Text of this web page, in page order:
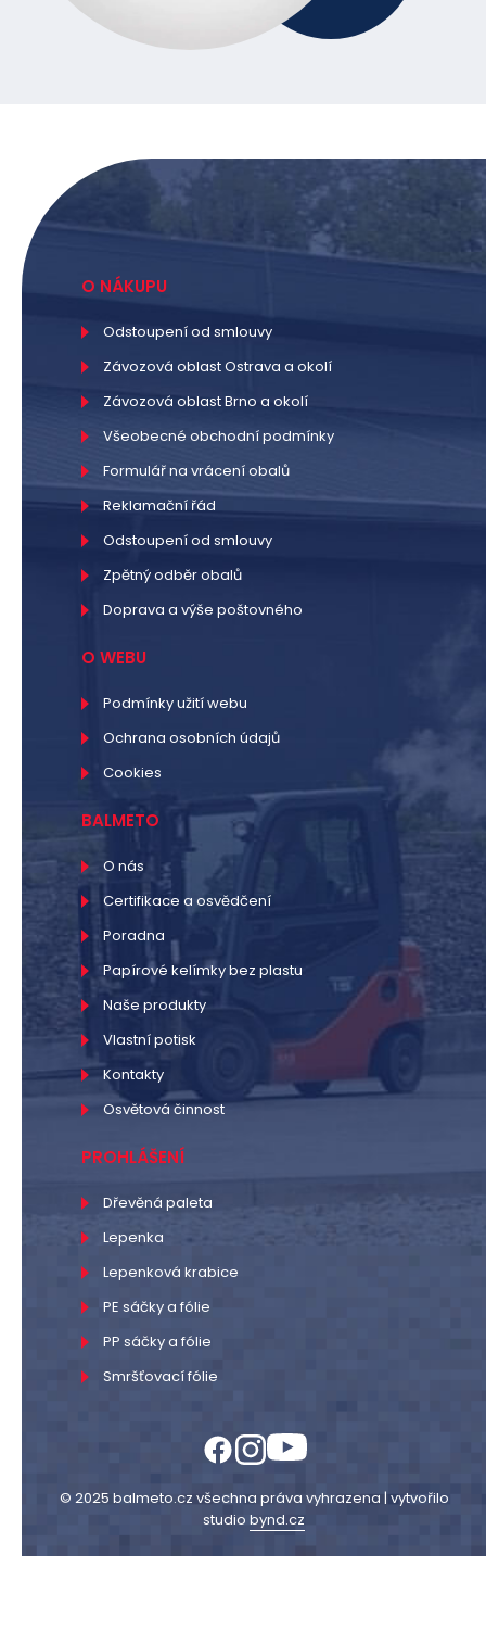
O NÁKUPU
Odstoupení od smlouvy
Závozová oblast Ostrava a okolí
Závozová oblast Brno a okolí
Všeobecné obchodní podmínky
Formulář na vrácení obalů
Reklamační řád
Odstoupení od smlouvy
Zpětný odběr obalů
Doprava a výše poštovného
O WEBU
Podmínky užití webu
Ochrana osobních údajů
Cookies
BALMETO
O nás
Certifikace a osvědčení
Poradna
Papírové kelímky bez plastu
Naše produkty
Vlastní potisk
Kontakty
Osvětová činnost
PROHLÁŠENÍ
Dřevěná paleta
Lepenka
Lepenková krabice
PE sáčky a fólie
PP sáčky a fólie
Smršťovací fólie
© 2025 balmeto.cz všechna práva vyhrazena | vytvořilo
studio bynd.cz